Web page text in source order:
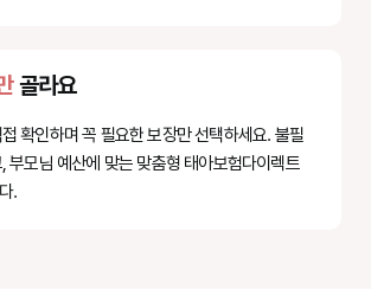
골라요
확인하며 꼭 필요한 보장만 선택하세요. 불필
부모님 예산에 맞는 맞춤형 태아보험다이렉트
.